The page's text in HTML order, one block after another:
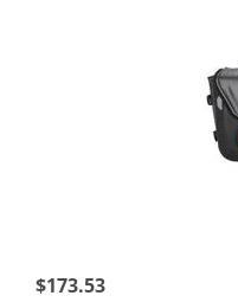
$173.53